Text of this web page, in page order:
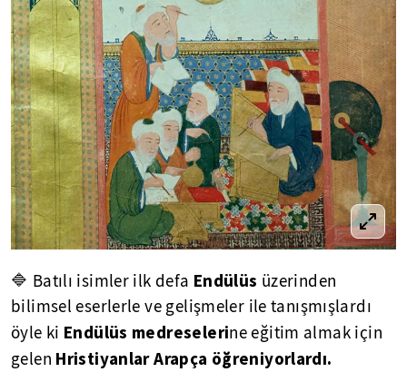
🔷 Batılı isimler ilk defa Endülüs üzerinden
bilimsel eserlerle ve gelişmeler ile tanışmışlardı
öyle ki Endülüs medreselerine eğitim almak için
gelen Hristiyanlar Arapça öğreniyorlardı.